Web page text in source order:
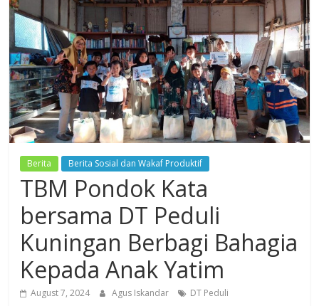
Dzikir,
Fikir,
Ikhtiar
Berita Berita Sosial dan Wakaf Produktif
TBM Pondok Kata
bersama DT Peduli
Kuningan Berbagi Bahagia
Kepada Anak Yatim
August 7, 2024 Agus Iskandar DT Peduli